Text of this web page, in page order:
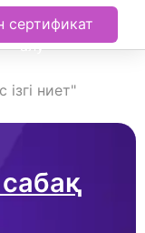
сертификат
алу
ниет"